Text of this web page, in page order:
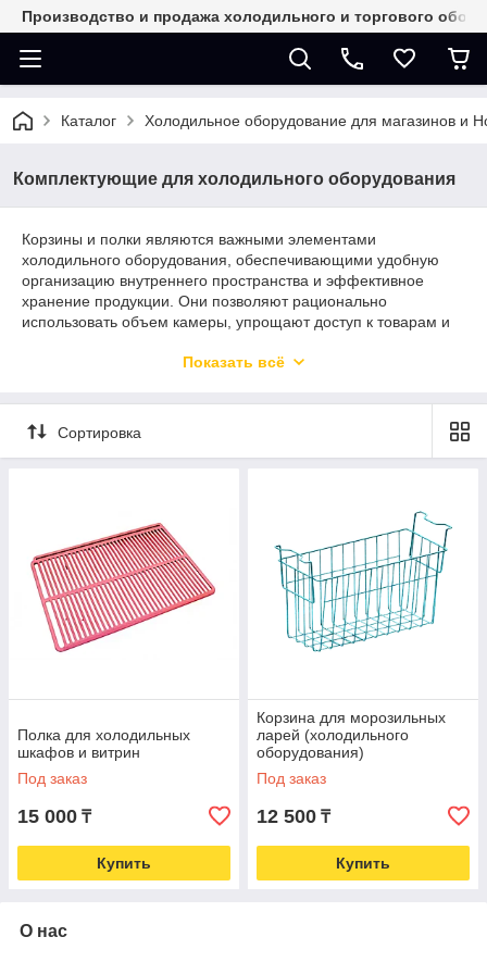
Производство и продажа холодильного и торгового
Каталог Холодильное оборудование для магазинов и
Комплектующие для холодильного оборудования
Корзины и полки являются важными элементами
холодильного оборудования, обеспечивающими удобную
организацию внутреннего пространства и эффективное
хранение продукции. Они позволяют рационально
использовать объем камеры, упрощают доступ к товарам и
В нашем ассортименте представлены прочные и надежные
механическим нагрузкам. Полки отличаются высокой
несущей способностью и подходят для размещения
Разнообразие размеров и конфигураций позволяет
подобрать оптимальное решение для любого типа
холодильного оборудования - от торговых витрин до
промышленных камер. Все изделия легко устанавливаются и
совместимы с большинством моделей холодильников.
Использование качественных корзин и полок помогает
повысить эффективность работы оборудования, улучшить
Показать всё
Сортировка
Полка для холодильных
шкафов и витрин
Под заказ
15 000 ₸
Купить
Корзина для морозильных
ларей (холодильного
оборудования)
Под заказ
12 500 ₸
Купить
О нас